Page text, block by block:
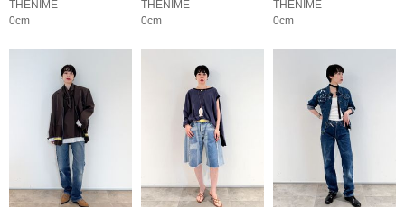
THENIME
0cm
THENIME
0cm
THENIME
0cm